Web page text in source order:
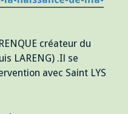
créateur du
LARENG) .Il se
avec Saint LYS